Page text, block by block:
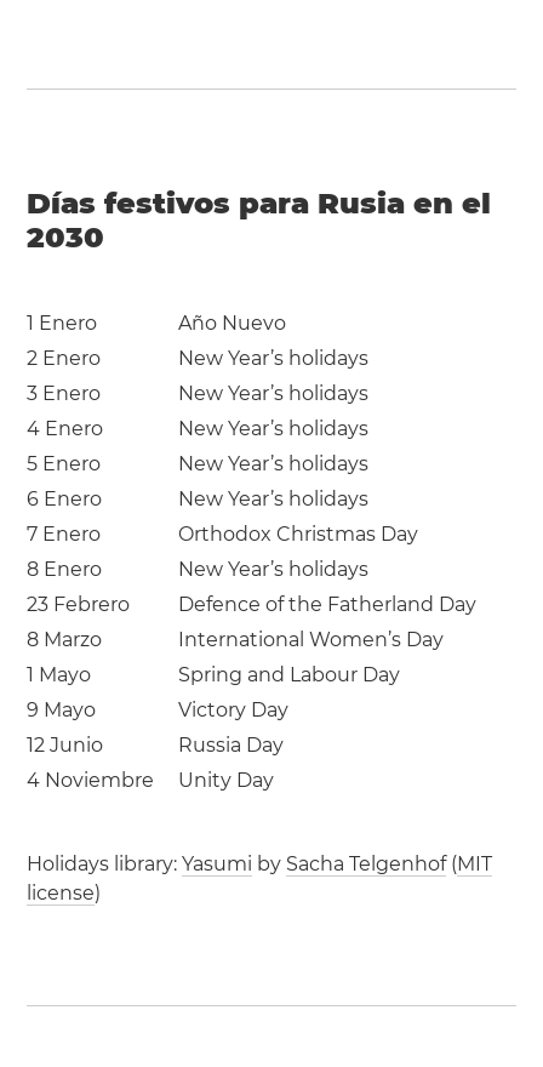
Días festivos para Rusia en el
2030
1 Enero
Año Nuevo
2 Enero
New Year’s holidays
3 Enero
New Year’s holidays
4 Enero
New Year’s holidays
5 Enero
New Year’s holidays
6 Enero
New Year’s holidays
7 Enero
Orthodox Christmas Day
8 Enero
New Year’s holidays
23 Febrero
Defence of the Fatherland Day
8 Marzo
International Women’s Day
1 Mayo
Spring and Labour Day
9 Mayo
Victory Day
12 Junio
Russia Day
4 Noviembre
Unity Day
Holidays library:Yasumi by Sacha Telgenhof(MIT
license)